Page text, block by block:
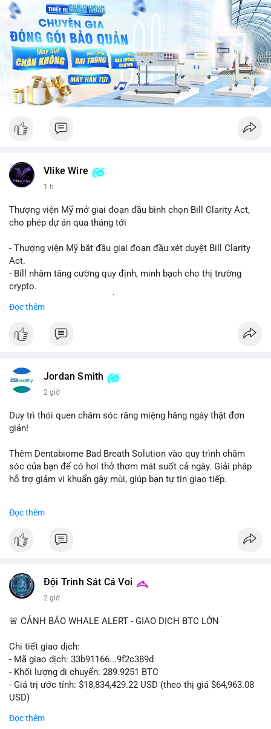
Vlike Wire
1 h
Thượng viện Mỹ mở giai đoạn đầu bình chọn Bill Clarity Act,
cho phép dự án qua tháng tới
- Thượng viện Mỹ bắt đầu giai đoạn đầu xét duyệt Bill Clarity
Act.
- Bill nhằm tăng cường quy định, minh bạch cho thị trường
crypto.
- Bill có thể ảnh hưởng pháp lý, hoạt động của các đồng tiền kỹ
$btc $eth
#vlikevn #titanbot
Đọc thêm
Jordan Smith
2 giờ
Duy trì thói quen chăm sóc răng miệng hằng ngày thật đơn
giản!
Thêm Dentabiome Bad Breath Solution vào quy trình chăm
sóc của bạn để có hơi thở thơm mát suốt cả ngày. Giải pháp
hỗ trợ giảm vi khuẩn gây mùi, giúp bạn tự tin giao tiếp.
lớn cho nụ cười khỏe mạnh.
#dentabiome #badbreathsolution
Đọc thêm
Đội Trinh Sát Cá Voi
2 giờ
🚨 CẢNH BÁO WHALE ALERT - GIAO DỊCH BTC LỚN
Chi tiết giao dịch:
- Mã giao dịch: 33b91166...9f2c389d
- Khối lượng di chuyển: 289.9251 BTC
- Giá trị ước tính: $18,834,429.22 USD (theo thị giá $64,963.08
USD)
Đọc thêm